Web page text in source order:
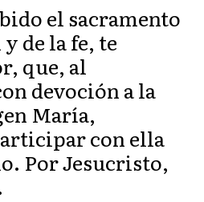
el sacramento
de la fe, te
que, al
devoción a la
María,
con ella
Por Jesucristo,